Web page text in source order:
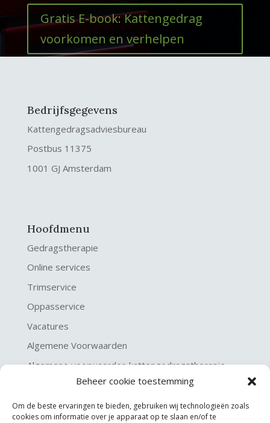
Beheer cookie toestemming
Om de beste ervaringen te bieden, gebruiken wij technologieën zoals
cookies om informatie over je apparaat op te slaan en/of te
Gratis E-book: Kattengedrag
voorkomen en verhelpen
Bedrijfsgegevens
Kattengedragsadviesbureau
Postbus 11375
1001 GJ Amsterdam
Hoofdmenu
Gedragstherapie
Online services
Trimservice
Oppasservice
Vacatures
Algemene Voorwaarden
Algemene voorwaarden kattengedragstherapie
Privacy verklaring
Disclaimer & Copyright